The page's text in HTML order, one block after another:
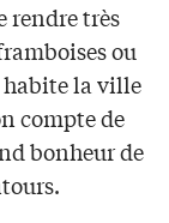
rendre très
ou
habite la ville
compte de
bonheur de